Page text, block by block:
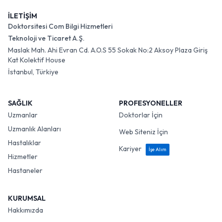
İLETİŞİM
Doktorsitesi Com Bilgi Hizmetleri
Teknoloji ve Ticaret A.Ş.
Maslak Mah. Ahi Evran Cd. A.O.S 55 Sokak No:2 Aksoy Plaza Giriş
Kat Kolektif House
İstanbul, Türkiye
SAĞLIK
Uzmanlar
Uzmanlık Alanları
Hastalıklar
Hizmetler
Hastaneler
PROFESYONELLER
Doktorlar İçin
Web Siteniz İçin
Kariyer
İşe Alım
KURUMSAL
Hakkımızda